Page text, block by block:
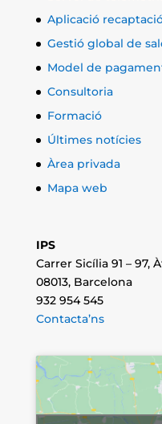
Aplicació
Gestió global de
Model de
Consultoria
Formació
Últimes notícies
Àrea privada
Mapa web
IPS
Carrer Sicília 91 – 97,
08013, Barcelona
932 954 545
Contacta’ns